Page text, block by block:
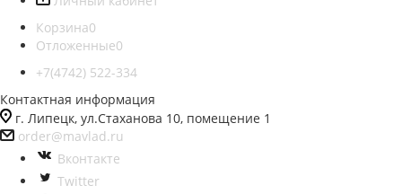
Корзина0
Отложенные0
+7(4742) 522-334
Контактная информация
г. Липецк, ул.Стаханова 10, помещение 1
order@mavlad.ru
Вконтакте
Twitter